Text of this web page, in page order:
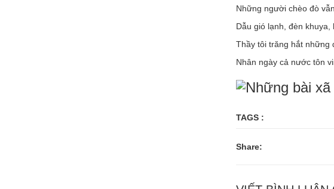
Những người chèo đò
Dẫu gió lạnh, đèn khuya,
Thầy tôi trăng hắt những
Nhân ngày cả nước tôn
TAGS :
Share: